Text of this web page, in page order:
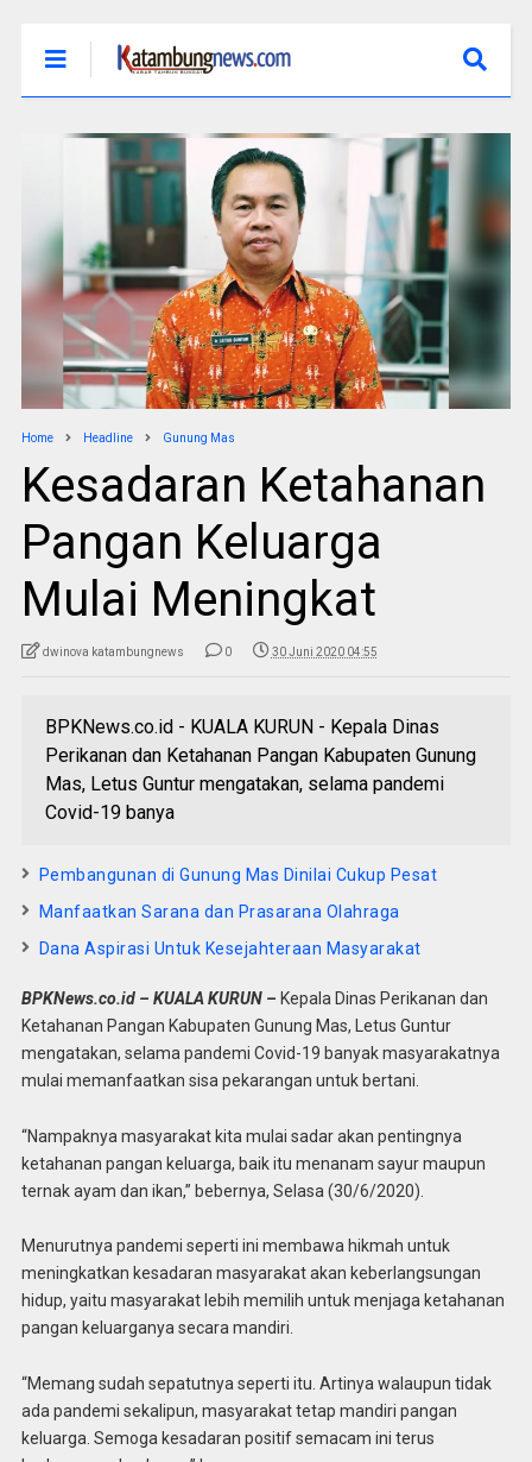
Home Headline Gunung Mas
Kesadaran Ketahanan
Pangan Keluarga
Mulai Meningkat
dwinova katambungnews 0 30 Juni 2020 04:55
BPKNews.co.id - KUALA KURUN - Kepala Dinas
Perikanan dan Ketahanan Pangan Kabupaten Gunung
Mas, Letus Guntur mengatakan, selama pandemi
Covid-19 banya
Pembangunan di Gunung Mas Dinilai Cukup Pesat
Manfaatkan Sarana dan Prasarana Olahraga
Dana Aspirasi Untuk Kesejahteraan Masyarakat
BPKNews.co.id – KUALA KURUN – Kepala Dinas Perikanan dan
Ketahanan Pangan Kabupaten Gunung Mas, Letus Guntur
mengatakan, selama pandemi Covid-19 banyak masyarakatnya
mulai memanfaatkan sisa pekarangan untuk bertani.
“Nampaknya masyarakat kita mulai sadar akan pentingnya
ketahanan pangan keluarga, baik itu menanam sayur maupun
ternak ayam dan ikan,” bebernya, Selasa (30/6/2020).
Menurutnya pandemi seperti ini membawa hikmah untuk
meningkatkan kesadaran masyarakat akan keberlangsungan
hidup, yaitu masyarakat lebih memilih untuk menjaga ketahanan
pangan keluarganya secara mandiri.
“Memang sudah sepatutnya seperti itu. Artinya walaupun tidak
ada pandemi sekalipun, masyarakat tetap mandiri pangan
keluarga. Semoga kesadaran positif semacam ini terus